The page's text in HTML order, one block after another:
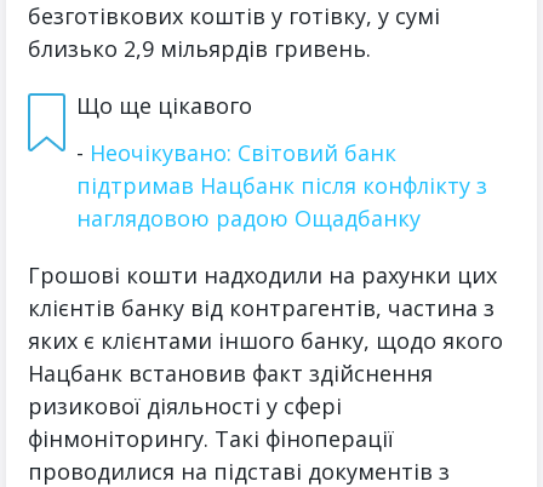
безготівкових коштів у готівку, у сумі
близько 2,9 мільярдів гривень.
Що ще цікавого
- Неочікувано: Світовий банк
підтримав Нацбанк після конфлікту з
наглядовою радою Ощадбанку
Грошові кошти надходили на рахунки цих
клієнтів банку від контрагентів, частина з
яких є клієнтами іншого банку, щодо якого
Нацбанк встановив факт здійснення
ризикової діяльності у сфері
фінмоніторингу. Такі фіноперації
проводилися на підставі документів з